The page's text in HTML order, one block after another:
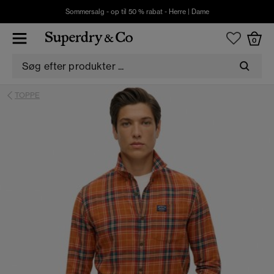
Sommersalg - op til 50 % rabat - Herre| Dame
0
TOPPE